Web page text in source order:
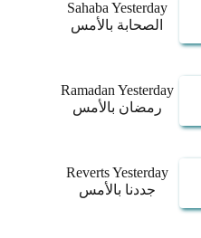
Sahaba Yesterday
الصحابة بالأمس
Ramadan Yesterday
رمضان بالأمس
Reverts Yesterday
جددنا بالأمس